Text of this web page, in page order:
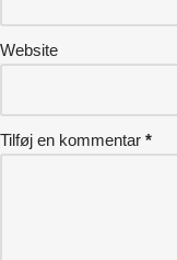
Website
Tilføj en kommentar *